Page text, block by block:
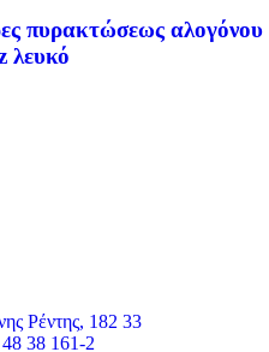
πυρακτώσεως αλογόνου
λευκό
Ρέντης, 182 33
38 161-2